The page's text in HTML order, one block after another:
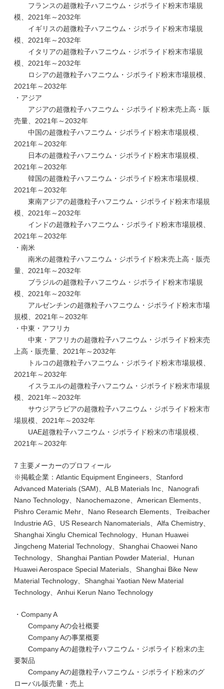
フランスの超微粒子ハフニウム・ジボライド粉末市場規
模、2021年～2032年
イギリスの超微粒子ハフニウム・ジボライド粉末市場規
模、2021年～2032年
イタリアの超微粒子ハフニウム・ジボライド粉末市場規
模、2021年～2032年
ロシアの超微粒子ハフニウム・ジボライド粉末市場規模、
2021年～2032年
・アジア
アジアの超微粒子ハフニウム・ジボライド粉末売上高・販
売量、2021年～2032年
中国の超微粒子ハフニウム・ジボライド粉末市場規模、
2021年～2032年
日本の超微粒子ハフニウム・ジボライド粉末市場規模、
2021年～2032年
韓国の超微粒子ハフニウム・ジボライド粉末市場規模、
2021年～2032年
東南アジアの超微粒子ハフニウム・ジボライド粉末市場規
模、2021年～2032年
インドの超微粒子ハフニウム・ジボライド粉末市場規模、
2021年～2032年
・南米
南米の超微粒子ハフニウム・ジボライド粉末売上高・販売
量、2021年～2032年
ブラジルの超微粒子ハフニウム・ジボライド粉末市場規
模、2021年～2032年
アルゼンチンの超微粒子ハフニウム・ジボライド粉末市場
規模、2021年～2032年
・中東・アフリカ
中東・アフリカの超微粒子ハフニウム・ジボライド粉末売
上高・販売量、2021年～2032年
トルコの超微粒子ハフニウム・ジボライド粉末市場規模、
2021年～2032年
イスラエルの超微粒子ハフニウム・ジボライド粉末市場規
模、2021年～2032年
サウジアラビアの超微粒子ハフニウム・ジボライド粉末市
場規模、2021年～2032年
UAE超微粒子ハフニウム・ジボライド粉末の市場規模、
2021年～2032年
7 主要メーカーのプロフィール
※掲載企業：Atlantic Equipment Engineers、Stanford
Advanced Materials (SAM)、ALB Materials Inc、Nanografi
Nano Technology、Nanochemazone、American Elements、
Pishro Ceramic Mehr、Nano Research Elements、Treibacher
Industrie AG、US Research Nanomaterials、Alfa Chemistry、
Shanghai Xinglu Chemical Technology、Hunan Huawei
Jingcheng Material Technology、Shanghai Chaowei Nano
Technology、Shanghai Pantian Powder Material、Hunan
Huawei Aerospace Special Materials、Shanghai Bike New
Material Technology、Shanghai Yaotian New Material
Technology、Anhui Kerun Nano Technology
・Company A
Company Aの会社概要
Company Aの事業概要
Company Aの超微粒子ハフニウム・ジボライド粉末の主
要製品
Company Aの超微粒子ハフニウム・ジボライド粉末のグ
ローバル販売量・売上